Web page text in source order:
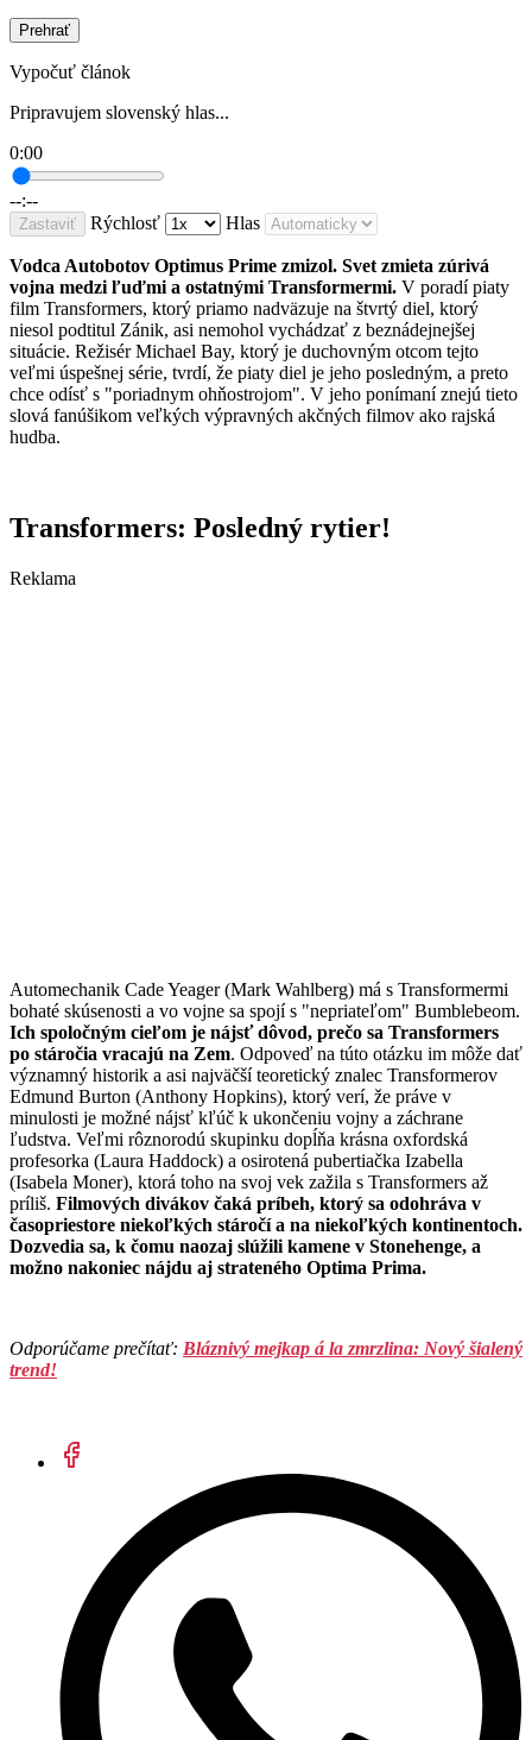
Prehrať
Vypočuť článok
Pripravujem slovenský hlas...
0:00
--:--
Zastaviť Rýchlosť Hlas
Vodca Autobotov Optimus Prime zmizol. Svet zmieta zúrivá
vojna medzi ľuďmi a ostatnými Transformermi. V poradí piaty
film Transformers, ktorý priamo nadväzuje na štvrtý diel, ktorý
niesol podtitul Zánik, asi nemohol vychádzať z beznádejnejšej
situácie. Režisér Michael Bay, ktorý je duchovným otcom tejto
veľmi úspešnej série, tvrdí, že piaty diel je jeho posledným, a preto
chce odísť s "poriadnym ohňostrojom". V jeho ponímaní znejú tieto
slová fanúšikom veľkých výpravných akčných filmov ako rajská
hudba.
Transformers: Posledný rytier!
Reklama
Automechanik Cade Yeager (Mark Wahlberg) má s Transformermi
bohaté skúsenosti a vo vojne sa spojí s "nepriateľom" Bumblebeom.
Ich spoločným cieľom je nájsť dôvod, prečo sa Transformers
po stáročia vracajú na Zem. Odpoveď na túto otázku im môže dať
významný historik a asi najväčší teoretický znalec Transformerov
Edmund Burton (Anthony Hopkins), ktorý verí, že práve v
minulosti je možné nájsť kľúč k ukončeniu vojny a záchrane
ľudstva. Veľmi rôznorodú skupinku dopĺňa krásna oxfordská
profesorka (Laura Haddock) a osirotená pubertiačka Izabella
(Isabela Moner), ktorá toho na svoj vek zažila s Transformers až
príliš. Filmových divákov čaká príbeh, ktorý sa odohráva v
časopriestore niekoľkých stáročí a na niekoľkých kontinentoch.
Dozvedia sa, k čomu naozaj slúžili kamene v Stonehenge, a
možno nakoniec nájdu aj strateného Optima Prima.
Odporúčame prečítať: Bláznivý mejkap á la zmrzlina: Nový šialený
trend!